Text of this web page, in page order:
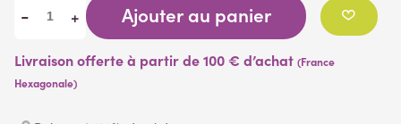
- + Ajouter au panier
Livraison offerte à partir de 100 € d’achat (France
Hexagonale)